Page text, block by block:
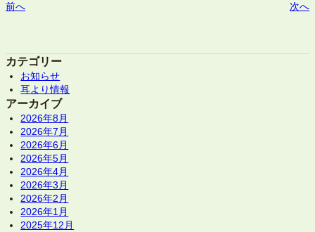
前へ 次へ
カテゴリー
お知らせ
耳より情報
アーカイブ
2026年8月
2026年7月
2026年6月
2026年5月
2026年4月
2026年3月
2026年2月
2026年1月
2025年12月